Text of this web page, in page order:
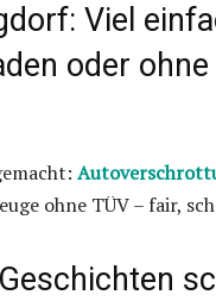
Viel
oder
ohne TÜV – fair,